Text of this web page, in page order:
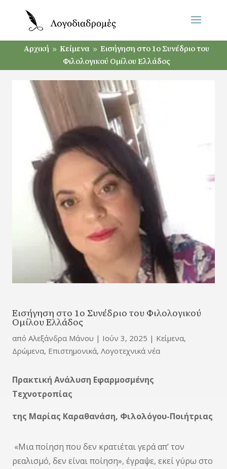
Αρχική 9 Κείμενα 9 Εισήγηση στο 1ο Συνέδριο του
Φιλολογικού Ομίλου Ελλάδος
Εισήγηση στο 1ο Συνέδριο του Φιλολογικού
Ομίλου Ελλάδος
από Αλεξάνδρα Μάνου | Ιούν 3, 2025 | Κείμενα,
Δρώμενα, Επιστημονικά, Λογοτεχνικά νέα
Πρακτική Ανάλυση Εφαρμοσμένης
Τεχνοτροπίας
της Μαρίας Καραθανάση, Φιλολόγου-Ποιήτριας
«Μια ποίηση που δεν κρατιέται γερά απ’ τον
ρεαλισμό, δεν είναι ποίηση», έγραψε, εκεί γύρω στο